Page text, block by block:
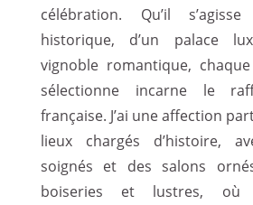
célébration. Qu’il
historique, d’un palace
vignoble romantique,
sélectionne incarne le
française. J’ai une affection
lieux chargés d’histoire,
soignés et des salons
boiseries et lustres, où